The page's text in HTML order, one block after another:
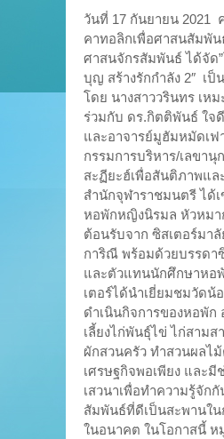
วันที่ 17 กันยายน 2021
คาทอลิกเพื่อศาสนสัมพั
ศาสนจักรสัมพันธ์ ได้จัด
บุญ สร้างรักกำลัง 2″ เ
โดย นางสาววรินทร เหม
ร่วมกับ ดร.กิตติพันธ์ ใจ
และอาจารย์มูฮัมหมัดเฟ
กรรมการบริหาร/เลขานุ
สะฏียะฮ์เพื่อสันติภาพแ
สำนักจุฬาราชมนตรี ได้เ
หอพักหญิงนิรมล หัวหมา
ต้อนรับจาก ซิสเตอร์มา
การิณี พร้อมด้วยบรรดา
และตัวแทนนักศึกษาห
เตอร์ได้นำเยี่ยมชมวัดน้
ดำเนินกิจการของหอพัก
เลี้ยงไก่พันธุ์ไข่ ไก่สาม
ผักสวนครัว ทำสวนผลไ
เศรษฐกิจพอเพียง และมี
เสวนาเพื่อทำความรู้จัก
สัมพันธ์ที่ดีเป็นสะพานใน
ในอนาคต ในโอกาสนี้